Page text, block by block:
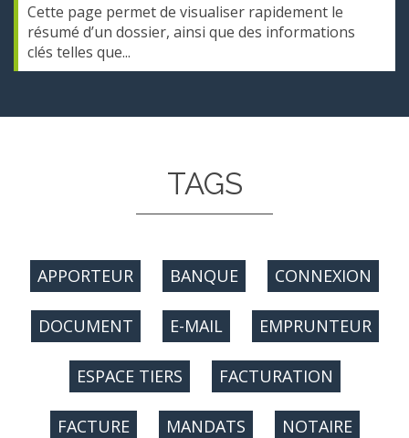
Cette page permet de visualiser rapidement le
résumé d’un dossier, ainsi que des informations
clés telles que...
TAGS
APPORTEUR BANQUE CONNEXION
DOCUMENT E-MAIL EMPRUNTEUR
ESPACE TIERS FACTURATION
FACTURE MANDATS NOTAIRE